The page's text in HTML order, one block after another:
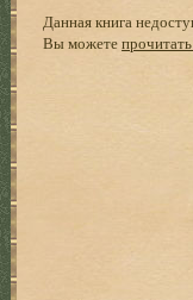
Данная книга
Вы можете